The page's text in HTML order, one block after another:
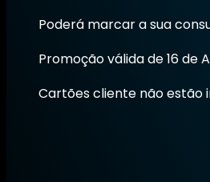
Poderá marcar a sua
Promoção válida de 16 de
Cartões cliente não estão